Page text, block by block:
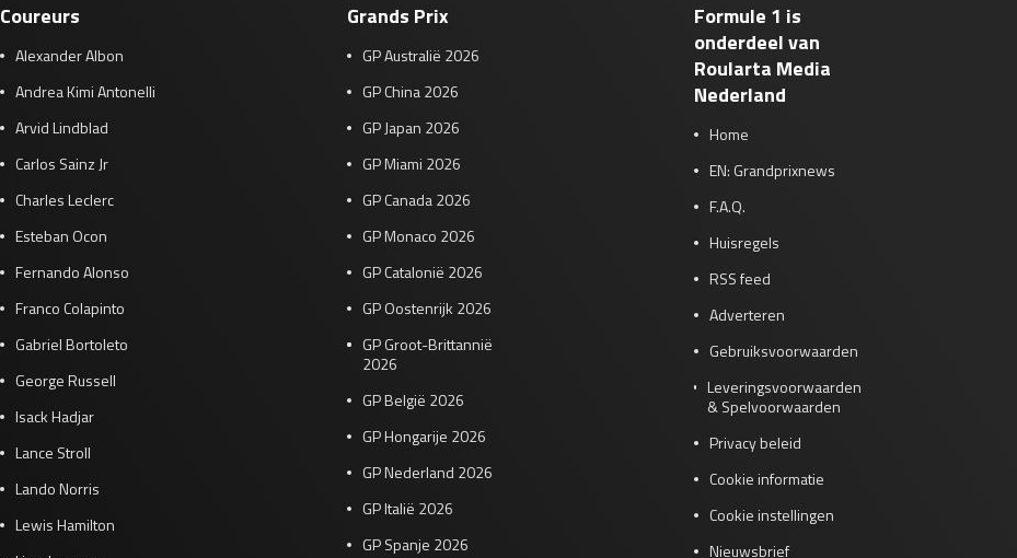
Coureurs
Alexander Albon
Andrea Kimi Antonelli
Arvid Lindblad
Carlos Sainz Jr
Charles Leclerc
Esteban Ocon
Fernando Alonso
Franco Colapinto
Gabriel Bortoleto
George Russell
Isack Hadjar
Lance Stroll
Lando Norris
Lewis Hamilton
Grands Prix
GP Australië 2026
GP China 2026
GP Japan 2026
GP Miami 2026
GP Canada 2026
GP Monaco 2026
GP Catalonië 2026
GP Oostenrijk 2026
GP Groot-Brittannië
2026
GP België 2026
GP Hongarije 2026
GP Nederland 2026
GP Italië 2026
GP Spanje 2026
Formule 1 is
onderdeel van
Roularta Media
Nederland
Home
EN: Grandprixnews
F.A.Q.
Huisregels
RSS feed
Adverteren
Gebruiksvoorwaarden
Leveringsvoorwaarden
& Spelvoorwaarden
Privacy beleid
Cookie informatie
Cookie instellingen
Nieuwsbrief